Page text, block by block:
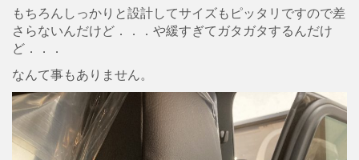
もちろんしっかりと設計してサイズもピッタリですので差
さらないんだけど．．．や緩すぎてガタガタするんだけ
ど．．．
なんて事もありません。